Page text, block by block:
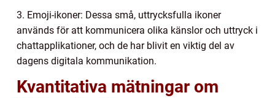
3. Emoji-ikoner: Dessa små, uttrycksfulla ikoner
används för att kommunicera olika känslor och uttryck i
chattapplikationer, och de har blivit en viktig del av
dagens digitala kommunikation.
Kvantitativa mätningar om